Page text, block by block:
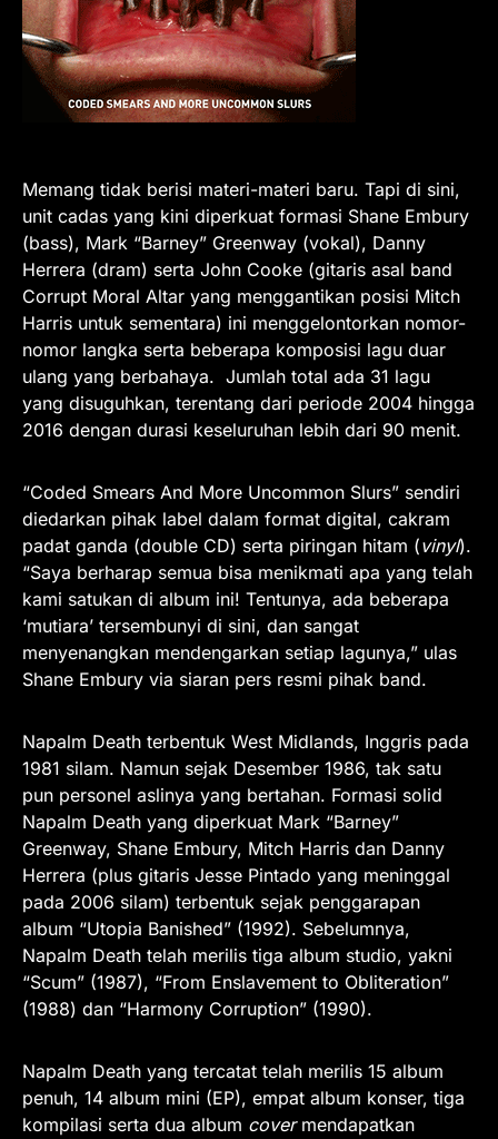
Memang tidak berisi materi-materi baru. Tapi di sini,
unit cadas yang kini diperkuat formasi Shane Embury
(bass), Mark “Barney” Greenway (vokal), Danny
Herrera (dram) serta John Cooke (gitaris asal band
Corrupt Moral Altar yang menggantikan posisi Mitch
Harris untuk sementara) ini menggelontorkan nomor-
nomor langka serta beberapa komposisi lagu duar
ulang yang berbahaya. Jumlah total ada 31 lagu
yang disuguhkan, terentang dari periode 2004 hingga
2016 dengan durasi keseluruhan lebih dari 90 menit.
“Coded Smears And More Uncommon Slurs” sendiri
diedarkan pihak label dalam format digital, cakram
padat ganda (double CD) serta piringan hitam (vinyl).
“Saya berharap semua bisa menikmati apa yang telah
kami satukan di album ini! Tentunya, ada beberapa
‘mutiara’ tersembunyi di sini, dan sangat
menyenangkan mendengarkan setiap lagunya,” ulas
Shane Embury via siaran pers resmi pihak band.
Napalm Death terbentuk West Midlands, Inggris pada
1981 silam. Namun sejak Desember 1986, tak satu
pun personel aslinya yang bertahan. Formasi solid
Napalm Death yang diperkuat Mark “Barney”
Greenway, Shane Embury, Mitch Harris dan Danny
Herrera (plus gitaris Jesse Pintado yang meninggal
pada 2006 silam) terbentuk sejak penggarapan
album “Utopia Banished” (1992). Sebelumnya,
Napalm Death telah merilis tiga album studio, yakni
“Scum” (1987), “From Enslavement to Obliteration”
(1988) dan “Harmony Corruption” (1990).
Napalm Death yang tercatat telah merilis 15 album
penuh, 14 album mini (EP), empat album konser, tiga
kompilasi serta dua album covermendapatkan